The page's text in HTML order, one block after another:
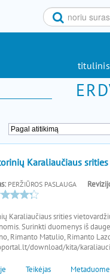
titulinis